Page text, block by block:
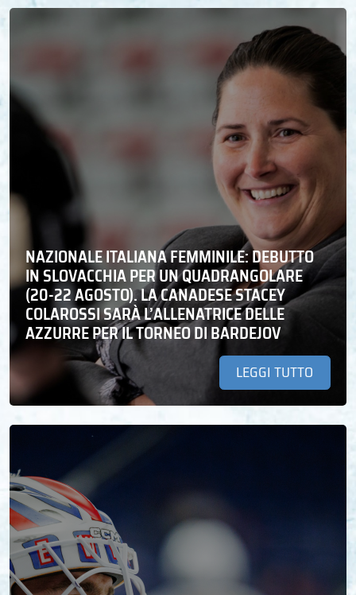
NAZIONALE ITALIANA FEMMINILE: DEBUTTO
IN SLOVACCHIA PER UN QUADRANGOLARE
(20-22 AGOSTO). LA CANADESE STACEY
COLAROSSI SARÀ L’ALLENATRICE DELLE
AZZURRE PER IL TORNEO DI BARDEJOV
LEGGI TUTTO